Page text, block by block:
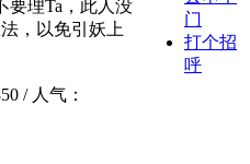
要理Ta，此人没
，以免引妖上
/ 人气：
门
打个招
呼